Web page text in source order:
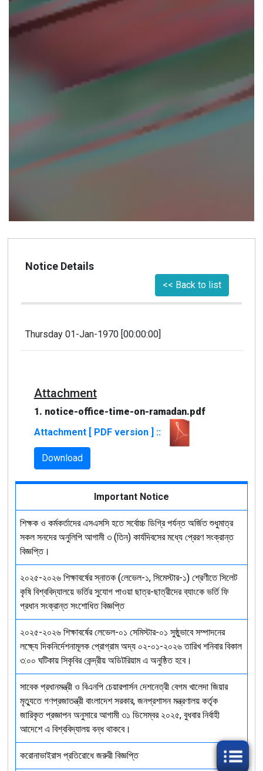
Notice Details
<< Back to list
Thursday 01-Jan-1970 [00:00:00]
Attachment
1. notice-office-time-on-ramadan.pdf
Attachment [ PDF version ] ::
Download
Important Notice
শিক্ষক ও কর্মকর্তাদের এসএসসি হতে সর্বোচ্চ ডিগ্রি পর্যন্ত অর্জিত শুধুমাত্র
সকল সনদের অনুলিপি আগামী ৩ (তিন) কার্যদিবসের মধ্যে প্রেরণ সংক্রান্ত
বিজ্ঞপ্তি।
২০২৫-২০২৬ শিক্ষাবর্ষের স্নাতক (লেভেল-১, সিমেস্টার-১) শ্রেণীতে সিলেট
কৃষি বিশ্ববিদ্যালয়ে ভর্তির সুযোগ পাওয়া ছাত্র-ছাত্রীদের ব্যাংকে ভর্তি ফি
প্রধান সংক্রান্ত সংশোধিত বিজ্ঞপ্তি
২০২৫-২০২৬ শিক্ষাবর্ষের লেভেল-০১ সেমিস্টার-০১ সুষ্ঠুভাবে সম্পাদনের
লক্ষ্যে দিকনির্দেশনামূলক প্রোগ্রাম অদ্য ০২-০১-২০২৬ তারিখ শনিবার বিকাল
৩:০০ ঘটিকায় সিকৃবির কেন্দ্রীয় অডিটরিয়াম এ অনুষ্ঠিত হবে।
সাবেক প্রধানমন্ত্রী ও বিএনপি চেয়ারপার্সন দেশনেত্রী বেগম খালেদা জিয়ার
মৃত্যুতে গণপ্রজাতন্ত্রী বাংলাদেশ সরকার, জনপ্রশাসন মন্ত্রণালয় কর্তৃক
জারিকৃত প্রজ্ঞাপন অনুসারে আগামী ৩১ ডিসেম্বর ২০২৫, বুধবার নির্বাহী
আদেশে এ বিশ্ববিদ্যালয় বন্ধ থাকবে।
করোনাভাইরাস প্রতিরোধে জরুরী বিজ্ঞপ্তি